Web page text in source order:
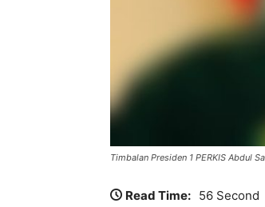
Timbalan Presiden 1 PERKIS Abdul
Read Time: 56 Second